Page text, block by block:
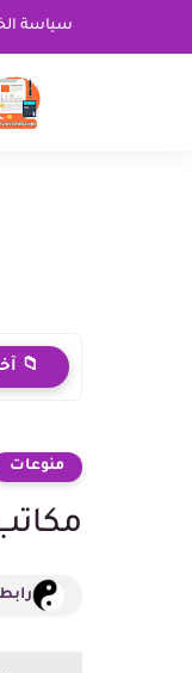
سياسة
📁
منوعات